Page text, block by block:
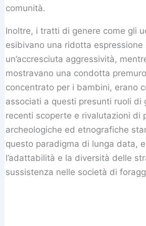
comunità.
Inoltre, i tratti di genere come gli
esibivano una ridotta espressione
un’accresciuta aggressività,
mostravano una condotta
concentrato per i bambini, erano
associati a questi presunti ruoli di
recenti scoperte e rivalutazioni di
archeologiche ed etnografiche
questo paradigma di lunga data,
l’adattabilità e la diversità delle
sussistenza nelle società di